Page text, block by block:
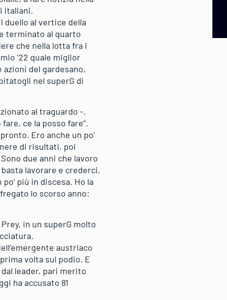
italiani.
duello al vertice della
terminato al quarto
che nella lotta fra i
’22 quale miglior
del gardesano,
nel superG di
al traguardo -.
ce la posso fare”.
Ero anche un po’
di risultati, poi
due anni che lavoro
lavorare e crederci.
più in discesa. Ho la
lo scorso anno:
in un superG molto
austriaco
volta sul podio. E
leader, pari merito
ha accusato 81